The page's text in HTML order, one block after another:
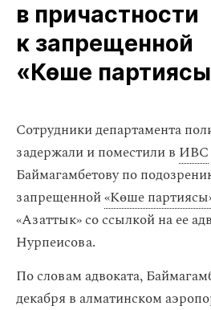
в причастности
к запрещенной
«Көше
Сотрудники департамента
задержали и поместили в ИВС
Баймагамбетову по
запрещенной«Көше
«Азаттык» со ссылкой на ее
Нурпеисова.
По словам адвоката,
декабря в алматинском